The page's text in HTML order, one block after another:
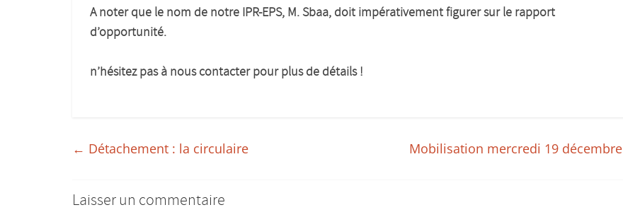
A noter que le nom de notre IPR-EPS, M. Sbaa, doit impérativement figurer sur le rapport
d’opportunité.
n’hésitez pas à nous contacter pour plus de détails !
← Détachement : la circulaire Mobilisation mercredi 19 décembre
Laisser un commentaire